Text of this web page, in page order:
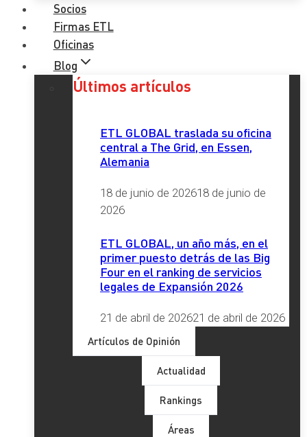
Socios
Firmas ETL
Oficinas
Blog
Últimos artículos
ETL GLOBAL traslada su oficina
central a The Grid, en Essen,
Alemania
18 de junio de 202618 de junio de
2026
ETL GLOBAL, un año más, en el
primer puesto detrás de las Big
Four en el ranking de servicios
legales de Expansión 2026
21 de abril de 202621 de abril de 2026
Artículos de Opinión
Actualidad
Rankings
Áreas